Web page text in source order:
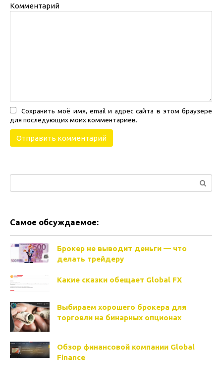
Комментарий
Сохранить моё имя, email и адрес сайта в этом браузере
для последующих моих комментариев.
Самое обсуждаемое:
Брокер не выводит деньги — что
делать трейдеру
Какие сказки обещает Global FX
Выбираем хорошего брокера для
торговли на бинарных опционах
Обзор финансовой компании Global
Finance